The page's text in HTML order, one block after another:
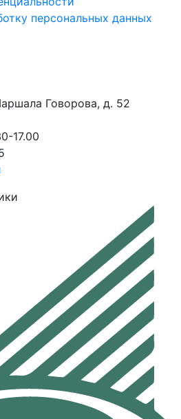
персональных данных
Говорова, д. 52
17.00